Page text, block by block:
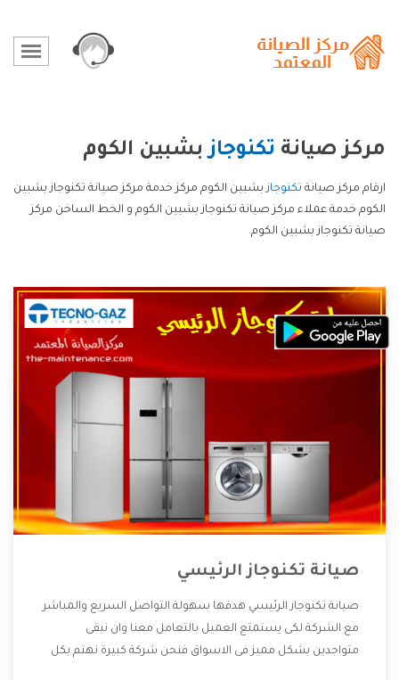
مركز صيانة تكنوجازبشبين الكوم
ارقام مركز صيانة تكنوجازبشبين الكوم مركز خدمة مركز صيانة تكنوجاز بشبين
الكوم خدمة عملاء مركز صيانة تكنوجاز بشبين الكوم و الخط الساخن مركز
صيانة تكنوجاز بشبين الكوم.
صيانة تكنوجاز الرئيسي
صيانة تكنوجاز الرئيسي هدفها سهولة التواصل السريع والمباشر
مع الشركة لكى يستمتع العميل بالتعامل معنا وان نبقى
متواجدين بشكل مميز فى الاسواق فنحن شركة كبيرة نهتم بكل